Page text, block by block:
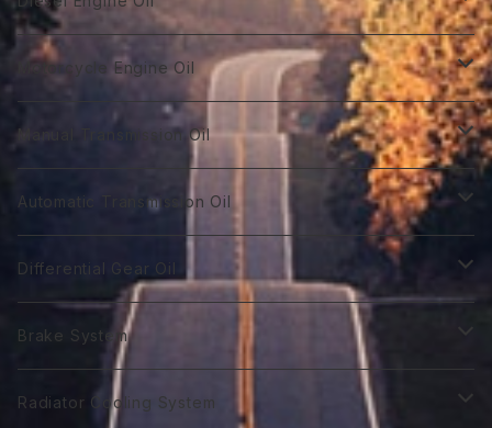
GTR 0W-10
GTR 0Ｗ-20
GTR 10W-30
GTR 0W-40
GT Autobahn
GTA 0W-20
GTA 5W-20
Hybrid Car Oil
First 0W-10
First 0W-20
Super Touring
ST 0W-20
ST 0W-30
Sports VGX
VGX 0W-16
VGX 0W-20
Classico
Classico 10W-40
Diesel Power DL-1
DL-1 0W-30
DL-1 5W-30
Diesel Power DH-2
DH-2 10W-30
DH-2 15W-40
DH-2 20W-50 ＊
Sports VGX SN EURO-8
Euro C2 0W-30
Euro C2 5W-30
Euro C3 5W-40
Sports VGX SN EURO-12
Euro C3 0W-30
Euro C3 5W-30
Motorcycle Engine Oil
Biker 4T
Biker 4T Type R
Biker 4T Type S
Biker 4T Type N
Biker 4T Type L
Biker 2T
Biker 2T Type R
Biker 2T Type S
Biker 2T Type N
Manual Transmission Oil
Racing Gear
75番系
80番系
GT Gear
60番系
70番系
Syn Gear
70番系
Extra Gear
Automatic Transmission Oil
ATF Spec -Ⅰ
ATF Spec -Ⅱ
ATF Spec -Ⅲ⁺
Differential Gear Oil
GT Gear
75番系
Syn Gear
Brake System
Racing 650
Radiator Cooling System